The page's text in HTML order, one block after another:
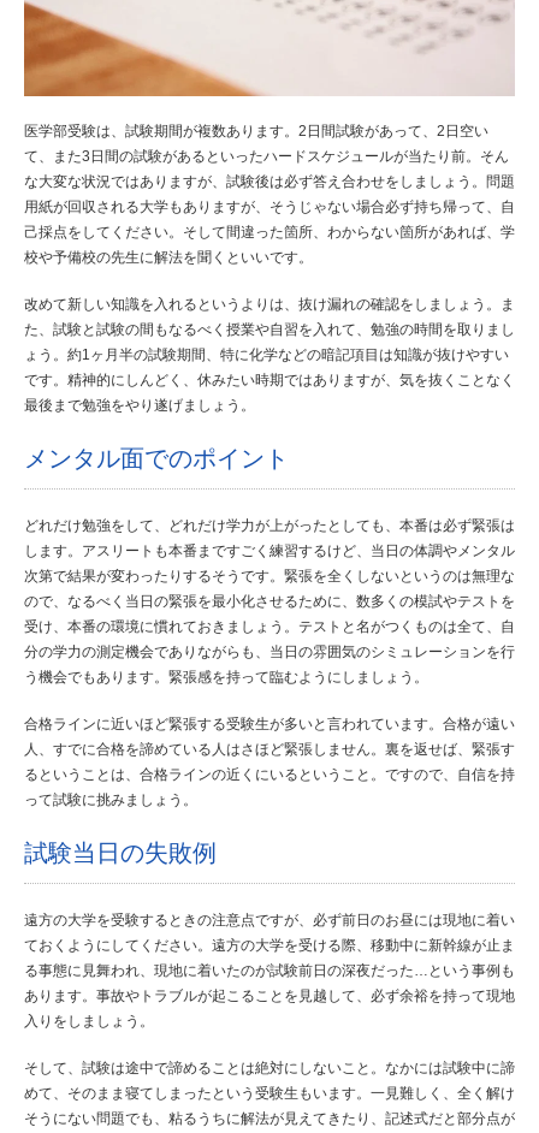
医学部受験は、試験期間が複数あります。2日間試験があって、2日空い
て、また3日間の試験があるといったハードスケジュールが当たり前。そん
な大変な状況ではありますが、試験後は必ず答え合わせをしましょう。問題
用紙が回収される大学もありますが、そうじゃない場合必ず持ち帰って、自
己採点をしてください。そして間違った箇所、わからない箇所があれば、学
校や予備校の先生に解法を聞くといいです。
改めて新しい知識を入れるというよりは、抜け漏れの確認をしましょう。ま
た、試験と試験の間もなるべく授業や自習を入れて、勉強の時間を取りまし
ょう。約1ヶ月半の試験期間、特に化学などの暗記項目は知識が抜けやすい
です。精神的にしんどく、休みたい時期ではありますが、気を抜くことなく
最後まで勉強をやり遂げましょう。
メンタル面でのポイント
どれだけ勉強をして、どれだけ学力が上がったとしても、本番は必ず緊張は
します。アスリートも本番まですごく練習するけど、当日の体調やメンタル
次第で結果が変わったりするそうです。緊張を全くしないというのは無理な
ので、なるべく当日の緊張を最小化させるために、数多くの模試やテストを
受け、本番の環境に慣れておきましょう。テストと名がつくものは全て、自
分の学力の測定機会でありながらも、当日の雰囲気のシミュレーションを行
う機会でもあります。緊張感を持って臨むようにしましょう。
合格ラインに近いほど緊張する受験生が多いと言われています。合格が遠い
人、すでに合格を諦めている人はさほど緊張しません。裏を返せば、緊張す
るということは、合格ラインの近くにいるということ。ですので、自信を持
って試験に挑みましょう。
試験当日の失敗例
遠方の大学を受験するときの注意点ですが、必ず前日のお昼には現地に着い
ておくようにしてください。遠方の大学を受ける際、移動中に新幹線が止ま
る事態に見舞われ、現地に着いたのが試験前日の深夜だった…という事例も
あります。事故やトラブルが起こることを見越して、必ず余裕を持って現地
入りをしましょう。
そして、試験は途中で諦めることは絶対にしないこと。なかには試験中に諦
めて、そのまま寝てしまったという受験生もいます。一見難しく、全く解け
そうにない問題でも、粘るうちに解法が見えてきたり、記述式だと部分点が